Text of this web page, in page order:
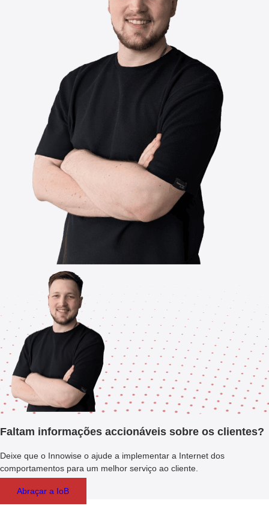
Faltam informações accionáveis sobre os clientes?
Deixe que o Innowise o ajude a implementar a Internet dos
comportamentos para um melhor serviço ao cliente.
Abraçar a IoB